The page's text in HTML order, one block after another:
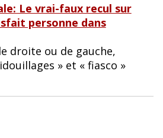
Le vrai-faux recul sur
personne dans
droite ou de gauche,
» et « fiasco »